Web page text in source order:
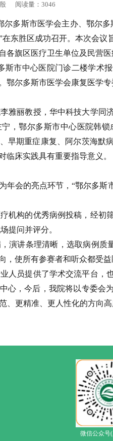
阅读量：3046
尔多斯市医学会主办、鄂尔
在东胜区成功召开。本次会
各旗区医疗卫生单位及民营医
斯市中心医院门诊二楼学术
鄂尔多斯市医学会康复医学
雅丽教授，华中科技大学同
，鄂尔多斯市中心医院韩
早期重症康复、阿尔茨海默
临床实践具有重要指导意义。
年会的亮点环节，“鄂尔多
机构的优秀病例投稿，经初
提问并评分。
演讲条理清晰，选取病例
，使所有参赛者和听众都受
人员提供了学术交流平台，
心，今后，我院将以专委会
、更精准、更人性化的方向
微信公众号